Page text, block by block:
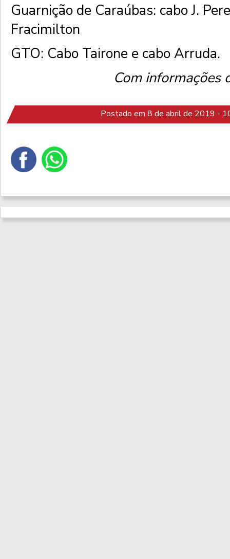
Guarnição de Caraúbas: cabo J.
Fracimilton
GTO: Cabo Tairone e cabo Arruda.
Com informações
Postado em 8 de abril de 2019 -